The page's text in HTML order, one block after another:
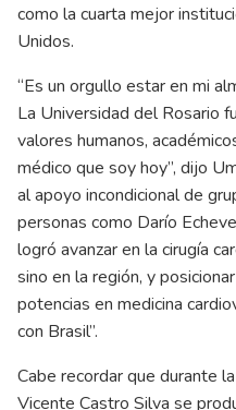
como la cuarta mejor
Unidos.
“Es un orgullo estar en mi
La Universidad del Rosario
valores humanos,
médico que soy hoy”, dijo
al apoyo incondicional de
personas como Darío
logró avanzar en la cirugía
sino en la región, y
potencias en medicina
con Brasil”.
Cabe recordar que durante
Vicente Castro Silva se